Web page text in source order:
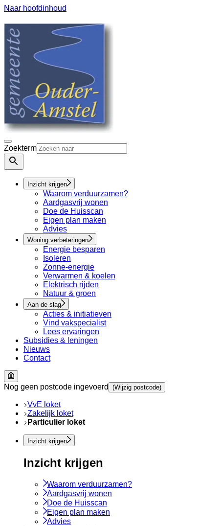
Naar hoofdinhoud
Zoekterm
Inzicht krijgen
Waarom verduurzamen?
Aardgasvrij wonen
Doe de Huisscan
Eigen plan maken
Advies
Woning verbeteringen
Energie besparen
Isoleren
Zonne-energie
Verwarmen & koelen
Elektrisch rijden
Natuur & groen
Aan de slag
Acties & initiatieven
Vind vakspecialist
Lees ervaringen
Subsidies & leningen
Nieuws
Contact
Nog geen postcode ingevoerd (Wijzig postcode)
VvE loket
Zakelijk loket
Particulier loket
Inzicht krijgen
Inzicht krijgen
Waarom verduurzamen?
Aardgasvrij wonen
Doe de Huisscan
Eigen plan maken
Advies